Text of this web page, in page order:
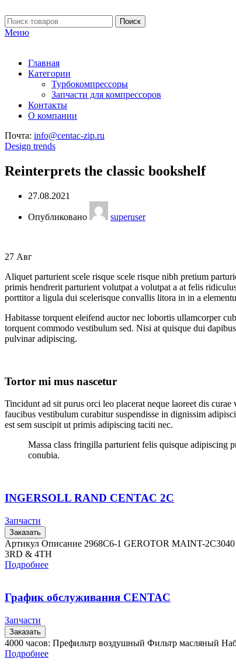
Поиск
Меню
Главная
Категории
Турбокомпрессоры
Запчасти для компрессоров
Контакты
О компании
Почта: info@centac-zip.ru
Design trends
Reinterprets the classic bookshelf
27.08.2021
Опубликовано superuser
27 Авг
Aliquet parturient scele risque scele risque nibh pretium
primis hendrerit parturient volutpat a volutpat a at felis
porttitor a ligula dui scelerisque convallis litora in in a
Habitasse torquent eleifend auctor nec lobortis ullamcorper
torquent commodo vestibulum sed. Nisi at quisque dui
pulvinar adipiscing.
Tortor mi mus nascetur
Tincidunt ad sit purus orci leo placerat neque laoreet dis
faucibus vestibulum curabitur suspendisse in dignissim
est sem suscipit ut primis adipiscing taciti nec.
Massa class fringilla parturient felis quisque adipiscing
conubia.
INGERSOLL RAND CENTAC 2C
Запчасти
Заказать
Артикул Описание 2968C6-1 GEROTOR MAINT-
3RD & 4TH
Подробнее
График обслуживания CENTAC
Запчасти
Заказать
4000 часов: Префильтр воздушный Фильтр масляный
Подробнее